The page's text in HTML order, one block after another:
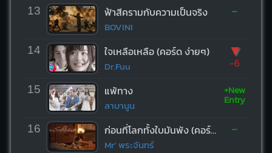
13 ฟ้าสีครามกับความเป็นจริง
BOVINI
-
14 ใจเหลือเหลือ (คอร์ด ง่ายๆ)
Dr.Fuu
▼
-6
15 แพ้ทาง
ลาบานูน
+New
Entry
16 ก่อนที่โลกทั้งใบมันพัง (คอร์ด ง่ายๆ)
Mr’ พระจันทร์
-